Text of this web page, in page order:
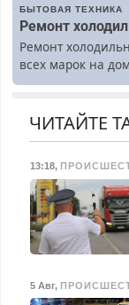
БЫТОВАЯ ТЕХНИКА
Ремонт
Ремонт
всех марок на
ЧИТАЙТЕ
13:18,
5 Авг,